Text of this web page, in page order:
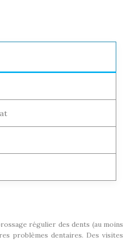
régulier des dents (au moins
problèmes dentaires. Des visites